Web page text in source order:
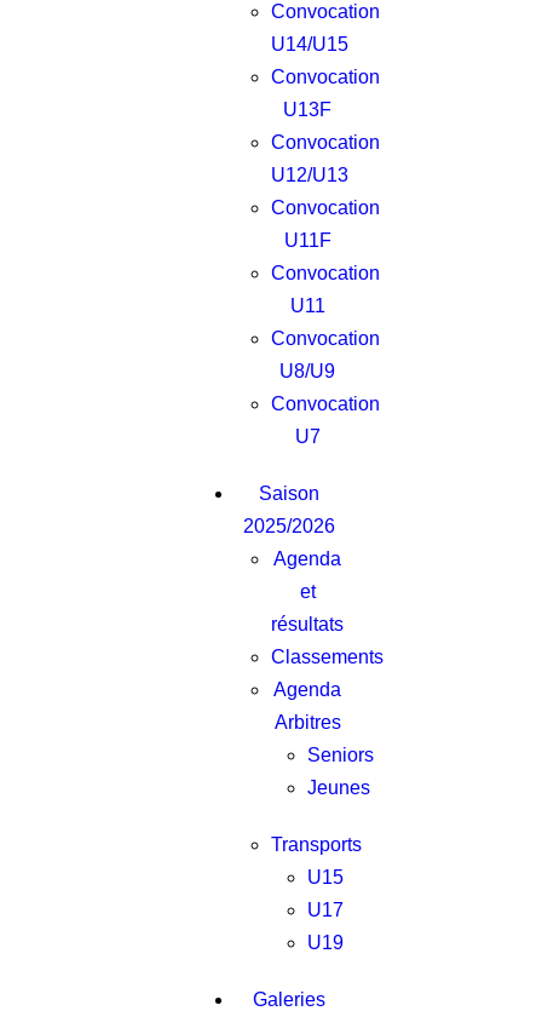
Convocation
U14/U15
Convocation
U13F
Convocation
U12/U13
Convocation
U11F
Convocation
U11
Convocation
U8/U9
Convocation
U7
Saison
2025/2026
Agenda
et
résultats
Classements
Agenda
Arbitres
Seniors
Jeunes
Transports
U15
U17
U19
Galeries